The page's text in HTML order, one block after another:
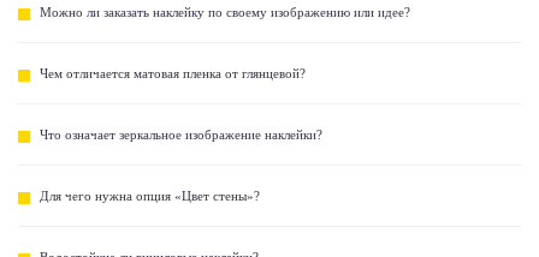
Можно ли заказать наклейку по своему изображению или идее?
Чем отличается матовая пленка от глянцевой?
Что означает зеркальное изображение наклейки?
Для чего нужна опция «Цвет стены»?